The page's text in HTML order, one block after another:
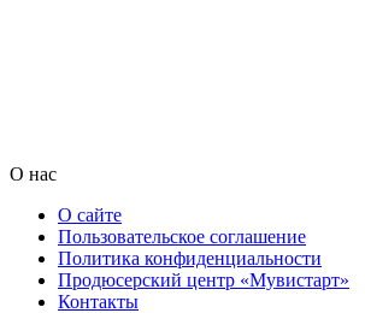
О нас
О сайте
Пользовательское соглашение
Политика конфиденциальности
Продюсерский центр «Мувистарт»
Контакты